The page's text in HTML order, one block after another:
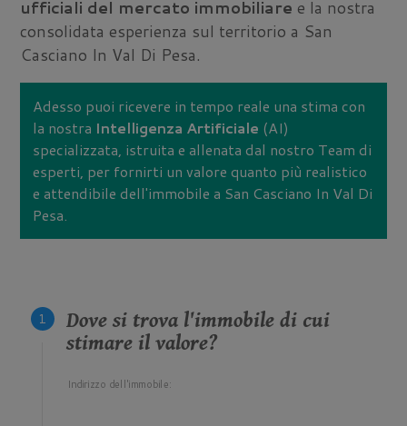
ufficiali del mercato immobiliare e la nostra
consolidata esperienza sul territorio a San
Casciano In Val Di Pesa.
Adesso puoi ricevere in tempo reale una stima con
la nostra Intelligenza Artificiale (AI)
specializzata, istruita e allenata dal nostro Team di
esperti, per fornirti un valore quanto più realistico
e attendibile dell'immobile a San Casciano In Val Di
Pesa.
Dove si trova l'immobile di cui
stimare il valore?
Indirizzo dell'immobile: